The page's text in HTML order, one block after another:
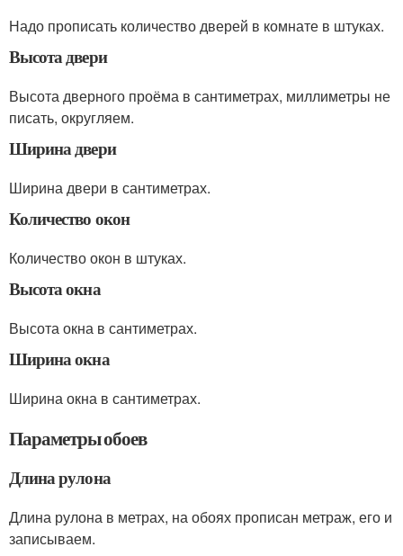
Надо прописать количество дверей в комнате в штуках.
Высота двери
Высота дверного проёма в сантиметрах, миллиметры не
писать, округляем.
Ширина двери
Ширина двери в сантиметрах.
Количество окон
Количество окон в штуках.
Высота окна
Высота окна в сантиметрах.
Ширина окна
Ширина окна в сантиметрах.
Параметры обоев
Длина рулона
Длина рулона в метрах, на обоях прописан метраж, его и
записываем.